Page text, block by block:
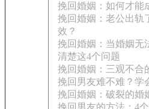
挽回婚姻：如何才能
挽回婚姻：老公出轨
效？
挽回婚姻：当婚姻无
清楚这4个问题
挽回婚姻：三观不合
挽回男友难不难？学
挽回婚姻：破裂的婚
挽回男友的方法：4